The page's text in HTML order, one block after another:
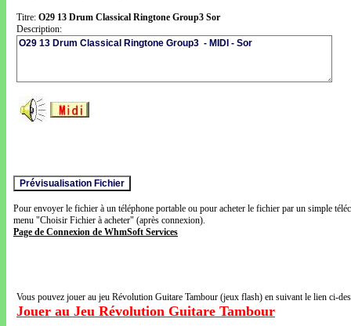
Titre: O29 13 Drum Classical Ringtone Group3 Sor
Description:
Pour envoyer le fichier à un téléphone portable ou pour acheter le fichier par un simple
menu "Choisir Fichier à acheter" (après connexion).
Page de Connexion de WhmSoft Services
Vous pouvez jouer au jeu Révolution Guitare Tambour (jeux flash) en suivant le lien ci-
Jouer au Jeu Révolution Guitare Tambour